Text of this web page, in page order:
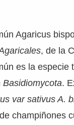
Agaricus
, de la
es la especie
Basidiomycota.
var sativus A.
champiñones